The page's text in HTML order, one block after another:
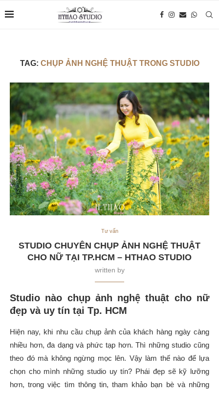
TAG: CHỤP ẢNH NGHỆ THUẬT TRONG STUDIO
Tư vấn
STUDIO CHUYÊN CHỤP ẢNH NGHỆ THUẬT
CHO NỮ TẠI TP.HCM – HTHAO STUDIO
written by
Studio nào chụp ảnh nghệ thuật cho nữ
đẹp và uy tín tại Tp. HCM
Hiện nay, khi nhu cầu chụp ảnh của khách hàng ngày càng
nhiều hơn, đa dạng và phức tạp hơn. Thì những studio cũng
theo đó mà không ngừng mọc lên. Vậy làm thế nào để lựa
chọn cho mình những studio uy tín? Phái đẹp sẽ kỹ lưỡng
hơn, trong việc tìm thông tin, tham khảo bạn bè và những